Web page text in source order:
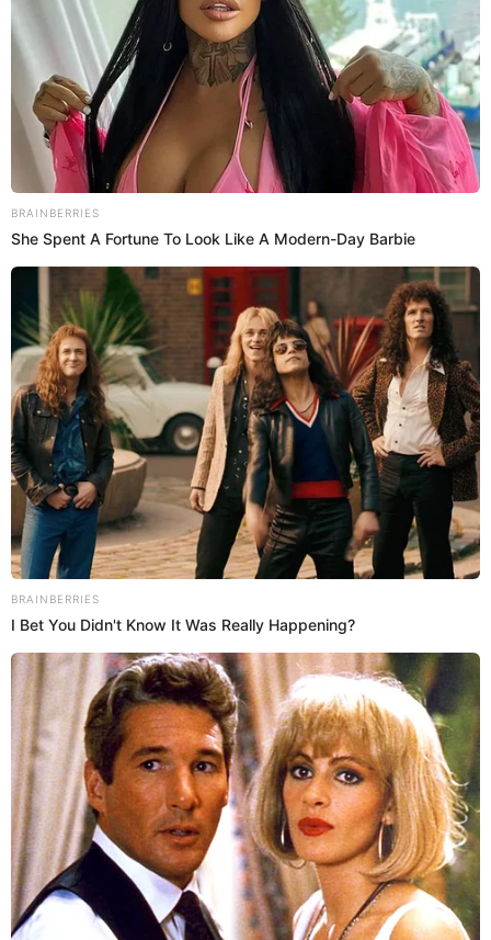
desparche de Metiche
L a empresaria decidió abrir la 'cajita de preguntas'
enInstagrampara poder charlar con sus seguidores. Ante
ello, eligió la siguiente pregunta: "¿Qué sensación tienes
después de años, tener a tu sexto bebé?", ante elloMelissa
Klugresponde: "Muchas. La sensación de encontrarme en
una etapa madura, en paz, con mucha tranquilidad y la
experiencia de ser mamá."